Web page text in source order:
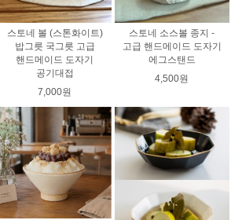
스토네 볼 (스톤화이트)
밥그릇 국그릇 고급
핸드메이드 도자기
공기대접
7,000원
스토네 소스볼 종지 -
고급 핸드메이드 도자기
에그스탠드
4,500원